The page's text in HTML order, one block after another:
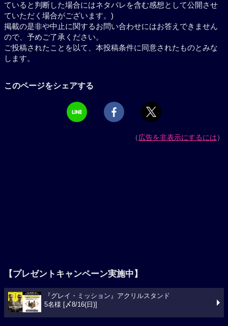
ていると判断した場合にはネタバレを含む感想として公開させ
ていただく場合がございます。)
掲載の是非や中止に関するお問い合わせにはお答えできません
ので、予めご了承ください。
ご投稿されたことを以て、本投稿条件に同意されたものとみな
します。
このページをシェアする
（広告を非表示にするには）
【プレゼントキャンペーン実施中】
『グレイ・ミッション』アクリルスタンド
5名様 [〆8/16(日)]